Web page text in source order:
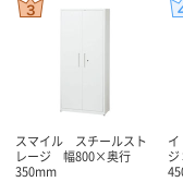
スマイル スチールスト
レージ 幅800×奥行
350mm